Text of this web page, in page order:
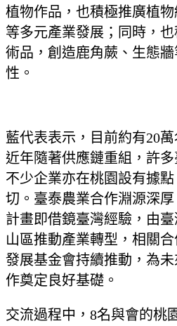
植物作品，也積極推廣植
等多元產業發展；同時，
術品，創造鹿角蕨、生態
性。
藍代表表示，目前約有20
近年隨著供應鏈重組，許
不少企業亦在桃園設有據
切。臺泰農業合作淵源深
計畫即借鏡臺灣經驗，由
山區推動產業轉型，相關
發展基金會持續推動，為
作奠定良好基礎。
交流過程中，8名與會的桃